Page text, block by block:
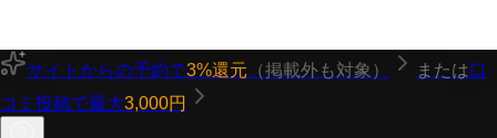
サイトからの予約で3%還元 （掲載外も対象） または口
コミ投稿で最大3,000円